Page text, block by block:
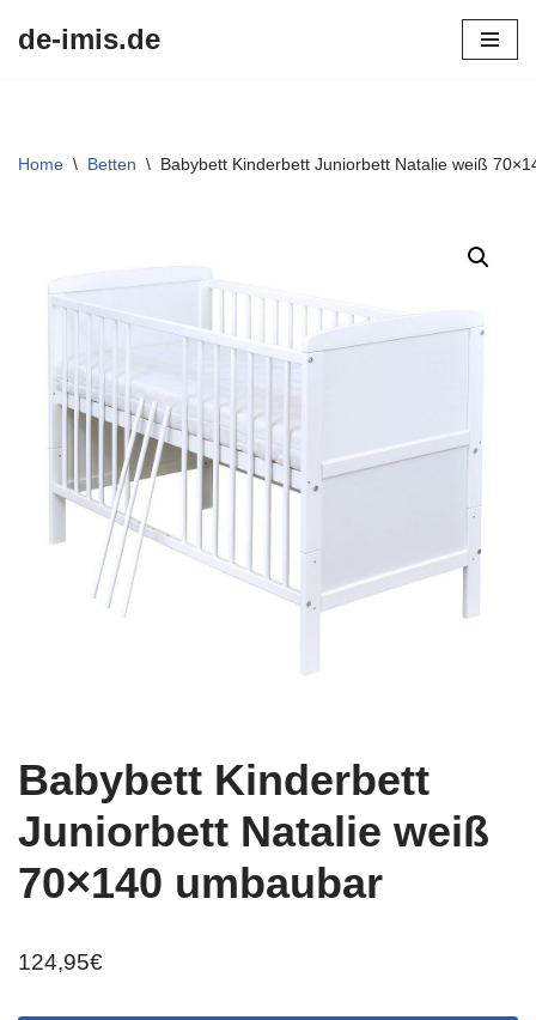
de-imis.de
Home \ Betten \ Babybett Kinderbett Juniorbett Natalie weiß
Babybett Kinderbett
Juniorbett Natalie weiß
70×140 umbaubar
124,95€